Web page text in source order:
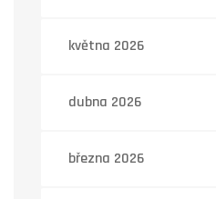
května 2026
dubna 2026
března 2026